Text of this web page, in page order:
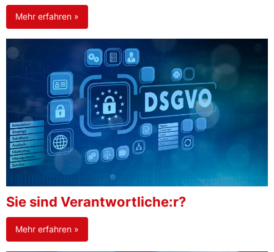
Mehr erfahren »
Sie sind Verantwortliche:r?
Mehr erfahren »